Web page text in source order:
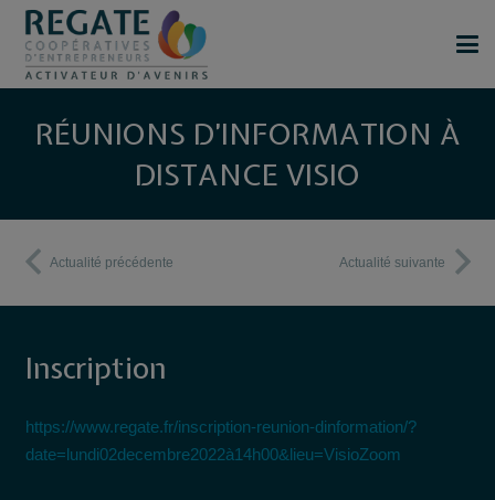
RÉUNIONS D’INFORMATION À
DISTANCE VISIO
Actualité précédente Actualité suivante
Inscription
https://www.regate.fr/inscription-reunion-dinformation/?
date=lundi02decembre2022à14h00&lieu=VisioZoom